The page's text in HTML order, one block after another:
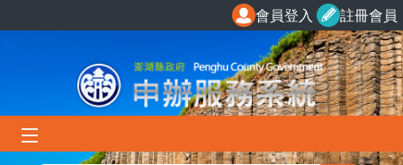
會員登入 註冊會員